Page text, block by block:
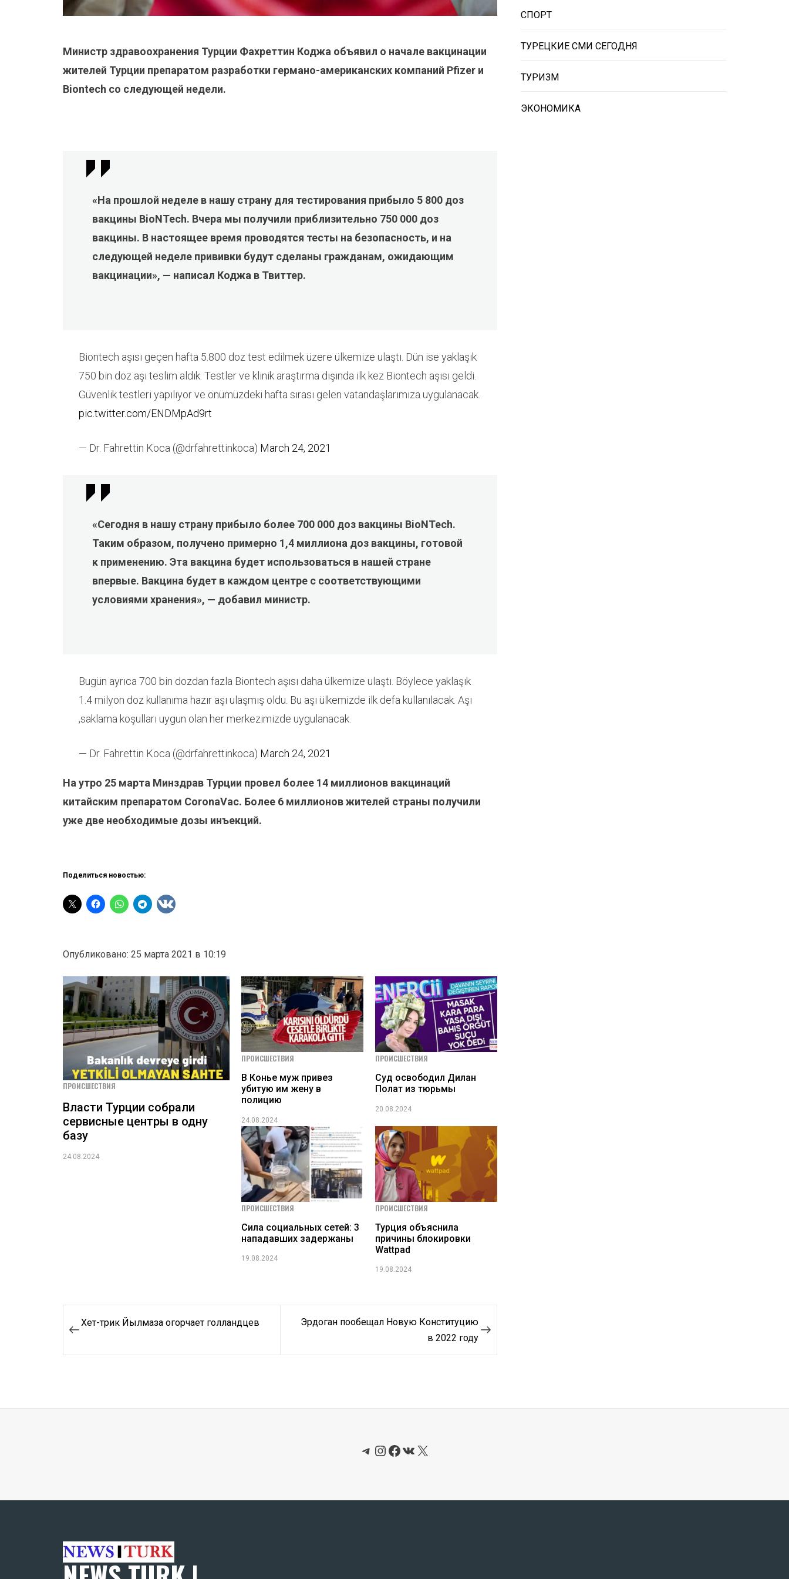
Министр здравоохранения Турции Фахреттин Коджа объявил о начале вакцинации
жителей Турции препаратом разработки германо-американских компаний Pfizer и
Biontech со следующей недели.
«На прошлой неделе в нашу страну для тестирования прибыло 5 800 доз
вакцины BioNTech. Вчера мы получили приблизительно 750 000 доз
вакцины. В настоящее время проводятся тесты на безопасность, и на
следующей неделе прививки будут сделаны гражданам, ожидающим
вакцинации», — написал Коджа в Твиттер.
Biontech aşısı geçen hafta 5.800 doz test edilmek üzere ülkemize ulaştı. Dün ise yaklaşık
750 bin doz aşı teslim aldık. Testler ve klinik araştırma dışında ilk kez Biontech aşısı geldi.
Güvenlik testleri yapılıyor ve önümüzdeki hafta sırası gelen vatandaşlarımıza uygulanacak.
pic.twitter.com/ENDMpAd9rt
— Dr. Fahrettin Koca (@drfahrettinkoca) March 24, 2021
«Сегодня в нашу страну прибыло более 700 000 доз вакцины BioNTech.
Таким образом, получено примерно 1,4 миллиона доз вакцины, готовой
к применению. Эта вакцина будет использоваться в нашей стране
впервые. Вакцина будет в каждом центре с соответствующими
условиями хранения», — добавил министр.
Bugün ayrıca 700 bin dozdan fazla Biontech aşısı daha ülkemize ulaştı. Böylece yaklaşık
1.4 milyon doz kullanıma hazır aşı ulaşmış oldu. Bu aşı ülkemizde ilk defa kullanılacak. Aşı
,saklama koşulları uygun olan her merkezimizde uygulanacak.
— Dr. Fahrettin Koca (@drfahrettinkoca) March 24, 2021
На утро 25 марта Минздрав Турции провел более 14 миллионов вакцинаций
китайским препаратом CoronaVac. Более 6 миллионов жителей страны получили
уже две необходимые дозы инъекций.
Поделиться новостью:
Опубликовано: 25 марта 2021 в 10:19
ПРОИСШЕСТВИЯ
Власти Турции собрали
сервисные центры в одну
базу
24.08.2024
ПРОИСШЕСТВИЯ
В Конье муж привез
убитую им жену в
полицию
24.08.2024
ПРОИСШЕСТВИЯ
Суд освободил Дилан
Полат из тюрьмы
20.08.2024
ПРОИСШЕСТВИЯ
Сила социальных сетей: 3
нападавших задержаны
19.08.2024
ПРОИСШЕСТВИЯ
Турция объяснила
причины блокировки
Wattpad
19.08.2024
Навигация
Хет-трик Йылмаза огорчает голландцев
Эрдоган пообещал Новую Конституцию
в 2022 году
СПОРТ
ТУРЕЦКИЕ СМИ СЕГОДНЯ
ТУРИЗМ
ЭКОНОМИКА
Telegram
Instagram
Facebook
ВКонтакте
X